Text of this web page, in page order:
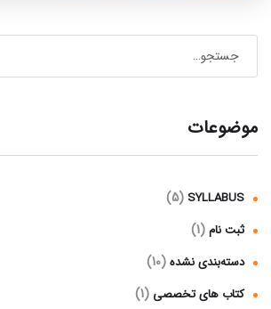
موضوعات
SYLLABUS
(5)
ثبت نام(1)
دسته‌بندی نشده(10)
کتاب های تخصصی (1)